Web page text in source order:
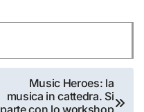
Music Heroes: la
musica in cattedra. Si
parte con lo workshop